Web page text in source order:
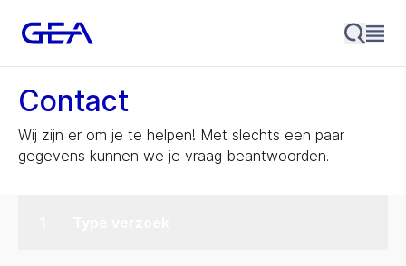
Contact
Wij zijn er om je te helpen! Met slechts een paar
gegevens kunnen we je vraag beantwoorden.